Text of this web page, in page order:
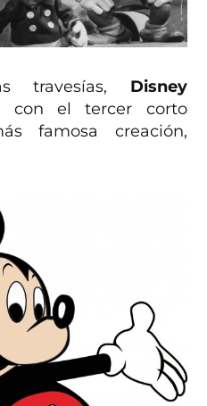
travesías, Disney
con el tercer corto
famosa creación,